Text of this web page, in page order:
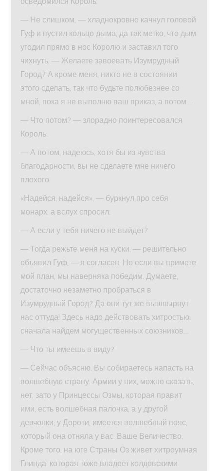
— Не слишком, — хладнокровно качнул головой
Гуф и пустил кольцо дыма, да так метко, что дым
угодил прямо в нос Королю и заставил того
чихнуть. — Желаете завоевать Изумрудный
Город? А кроме меня, никто не в состоянии
этого сделать, так что будьте полюбезнее со
мной, пока я не выполню ваш приказ, а потом…
— Что потом? — злорадно поинтересовался
Король.
— А потом, надеюсь, хотя бы из чувства
благодарности, вы не сделаете мне ничего
плохого.
«Надейся, надейся», — буркнул про себя
монарх, а вслух спросил:
— А если у тебя ничего не выйдет?
— Тогда режьте меня на куски, — решительно
объявил Гуф, — я согласен. Но если вы примете
мой план, мы наверняка победим. Думаете,
достаточно незаметно пробраться в
Изумрудный Город? Да они тут же вышвырнут
нас оттуда! Здесь надо действовать хитростью:
сначала найдем могущественных союзников…
— Что ты имеешь в виду?
— Сейчас объясню. Вы собираетесь напасть на
волшебную страну. Армии у них, можно сказать,
нет, зато у Принцессы Озмы, которая правит
ими, есть волшебная палочка, а у другой
девчонки, у Дороти, имеется волшебный пояс,
который она отняла у вас, Ваше Величество.
Кроме того, на юге Страны Оз живет хитроумная
Глинда, которая тоже владеет колдовскими